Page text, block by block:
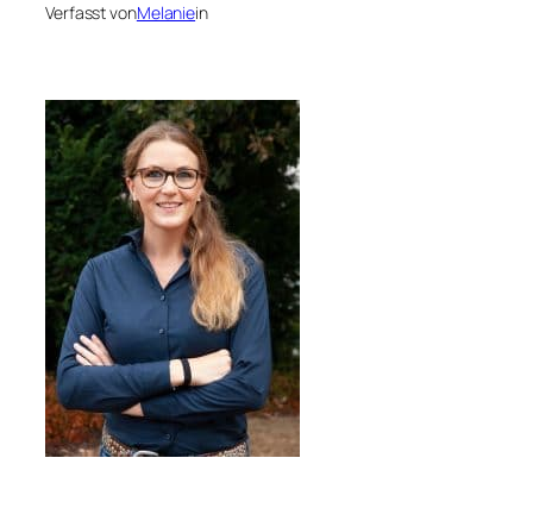
Verfasst vonMelaniein